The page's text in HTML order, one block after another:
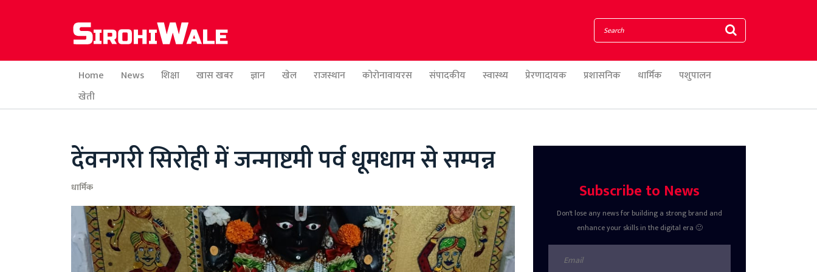
Home News शिक्षा खास खबर ज्ञान खेल राजस्थान कोरोनावायरस संपादकीय स्वास्थ्य प्रेरणादायक प्रशासनिक धार्मिक
पशुपालन
खेती
देंवनगरी सिरोही में जन्माष्टमी पर्व धूमधाम से सम्पन्न
धार्मिक Subscribe to News
Don't lose any news for building a strong brand and
enhance your skills in the digital era 🙂